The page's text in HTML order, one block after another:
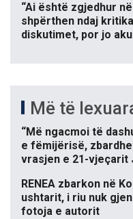
“Ai është zgjedhur
shpërthen ndaj
diskutimet, por jo
Më të
“Më ngacmoi të
e fëmijërisë,
vrasjen e 21-vjeçarit
RENEA zbarkon në
ushtarit, i riu nuk
fotoja e autorit